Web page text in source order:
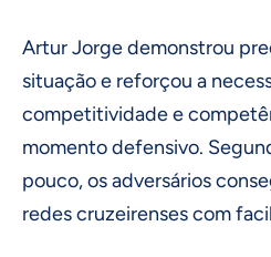
Artur Jorge demonstrou
situação e reforçou a
competitividade e
momento defensivo.
pouco, os adversários
redes cruzeirenses com